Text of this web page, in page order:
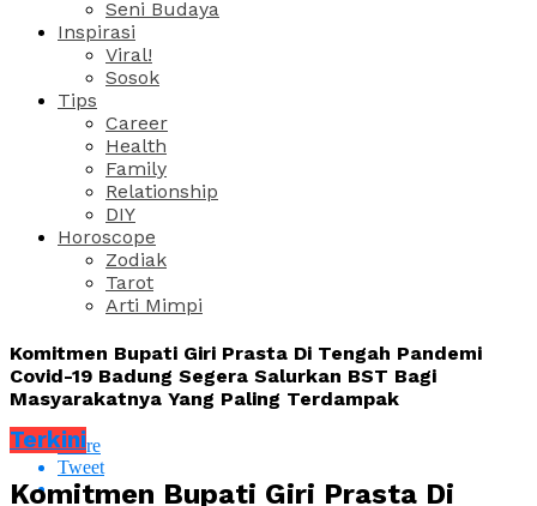
Seni Budaya
Inspirasi
Viral!
Sosok
Tips
Career
Health
Family
Relationship
DIY
Horoscope
Zodiak
Tarot
Arti Mimpi
Komitmen Bupati Giri Prasta Di Tengah Pandemi
Covid-19 Badung Segera Salurkan BST Bagi
Masyarakatnya Yang Paling Terdampak
Share
Tweet
Terkini
Komitmen Bupati Giri Prasta Di